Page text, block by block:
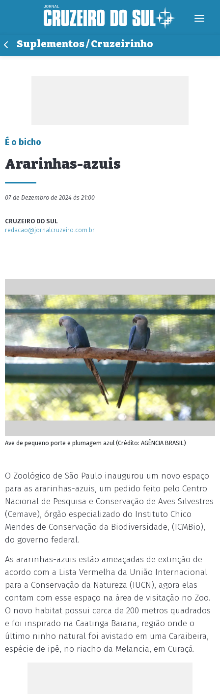
Suplementos / Cruzeirinho
É o bicho
Ararinhas-azuis
07 de Dezembro de 2024 às 21:00
CRUZEIRO DO SUL
redacao@jornalcruzeiro.com.br
Ave de pequeno porte e plumagem azul (Crédito: AGÊNCIA BRASIL)
O Zoológico de São Paulo inaugurou um novo espaço
para as ararinhas-azuis, um pedido feito pelo Centro
Nacional de Pesquisa e Conservação de Aves Silvestres
(Cemave), órgão especializado do Instituto Chico
Mendes de Conservação da Biodiversidade, (ICMBio),
do governo federal.
As ararinhas-azuis estão ameaçadas de extinção de
acordo com a Lista Vermelha da União Internacional
para a Conservação da Natureza (IUCN), agora elas
contam com esse espaço na área de visitação no Zoo.
O novo habitat possui cerca de 200 metros quadrados
e foi inspirado na Caatinga Baiana, região onde o
último ninho natural foi avistado em uma Caraibeira,
espécie de ipê, no riacho da Melancia, em Curaçá.